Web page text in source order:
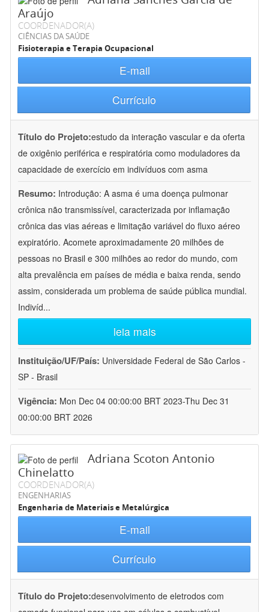
Araújo
COORDENADOR(A)
CIÊNCIAS DA SAÚDE
Fisioterapia e Terapia Ocupacional
E-mail
Currículo
Título do Projeto:estudo da interação vascular e da oferta
de oxigênio periférica e respiratória como moduladores da
capacidade de exercício em indivíduos com asma
Resumo: Introdução: A asma é uma doença pulmonar
crônica não transmissível, caracterizada por inflamação
crônica das vias aéreas e limitação variável do fluxo aéreo
expiratório. Acomete aproximadamente 20 milhões de
pessoas no Brasil e 300 milhões ao redor do mundo, com
alta prevalência em países de média e baixa renda, sendo
assim, considerada um problema de saúde pública mundial.
Indivíd...
leia mais
Instituição/UF/País: Universidade Federal de São Carlos -
SP - Brasil
Vigência: Mon Dec 04 00:00:00 BRT 2023-Thu Dec 31
00:00:00 BRT 2026
Adriana Scoton Antonio
Chinelatto
COORDENADOR(A)
ENGENHARIAS
Engenharia de Materiais e Metalúrgica
E-mail
Currículo
Título do Projeto:desenvolvimento de eletrodos com